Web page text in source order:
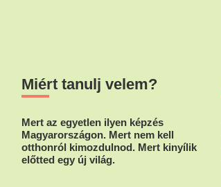
Miért tanulj velem?
Mert az egyetlen ilyen képzés
Magyarországon. Mert nem kell
otthonról kimozdulnod. Mert kinyílik
előtted egy új világ.